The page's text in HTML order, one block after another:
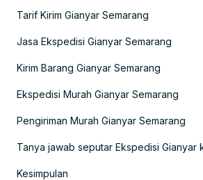
Tarif Kirim Gianyar Semarang
Jasa Ekspedisi Gianyar Semarang
Kirim Barang Gianyar Semarang
Ekspedisi Murah Gianyar Semarang
Pengiriman Murah Gianyar Semarang
Tanya jawab seputar Ekspedisi Gianyar
Kesimpulan